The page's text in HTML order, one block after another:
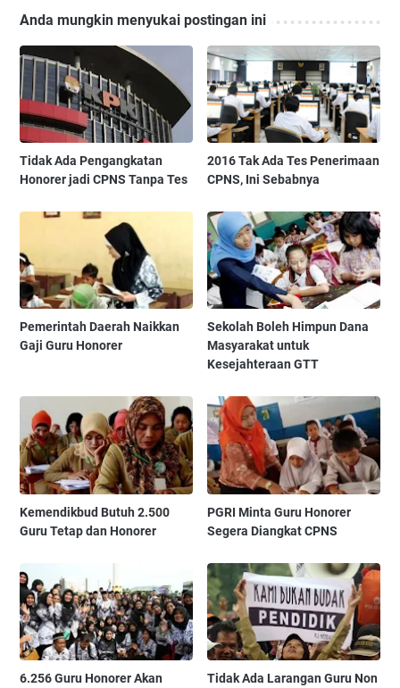
Anda mungkin menyukai postingan ini
Tidak Ada Pengangkatan
Honorer jadi CPNS Tanpa Tes
2016 Tak Ada Tes Penerimaan
CPNS, Ini Sebabnya
Pemerintah Daerah Naikkan
Gaji Guru Honorer
Sekolah Boleh Himpun Dana
Masyarakat untuk
Kesejahteraan GTT
Kemendikbud Butuh 2.500
Guru Tetap dan Honorer
PGRI Minta Guru Honorer
Segera Diangkat CPNS
6.256 Guru Honorer Akan
Tidak Ada Larangan Guru Non